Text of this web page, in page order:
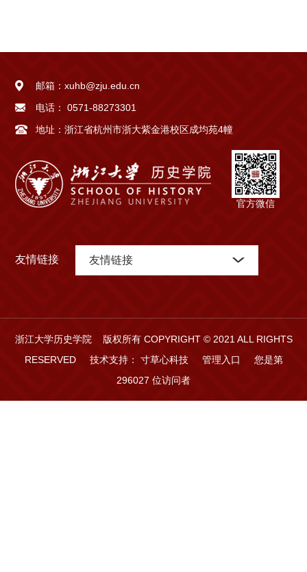
邮箱：xuhb@zju.edu.cn
电话：
0571-88273301
地址：浙江省杭州市浙大紫金港校区成均苑4幢
官方微信
友情链接 友情链接
浙江大学历史学院 版权所有 COPYRIGHT © 2021 ALL RIGHTS
RESERVED
技术支持： 寸草心科技 管理入口
您是第
296027 位访问者